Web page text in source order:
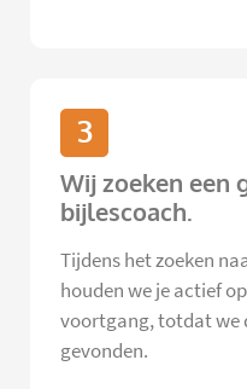
3
Wij zoeken een
bijlescoach.
Tijdens het zoeken
houden we je actief
voortgang, totdat we
gevonden.